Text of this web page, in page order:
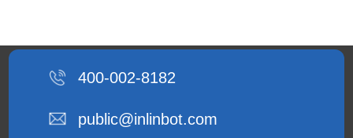
400-002-8182
public@inlinbot.com